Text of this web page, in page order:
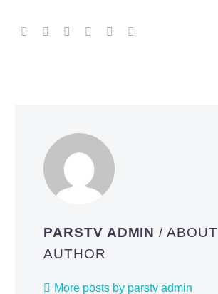
PARSTV ADMIN/ ABOUT
AUTHOR
More posts by parstv admin